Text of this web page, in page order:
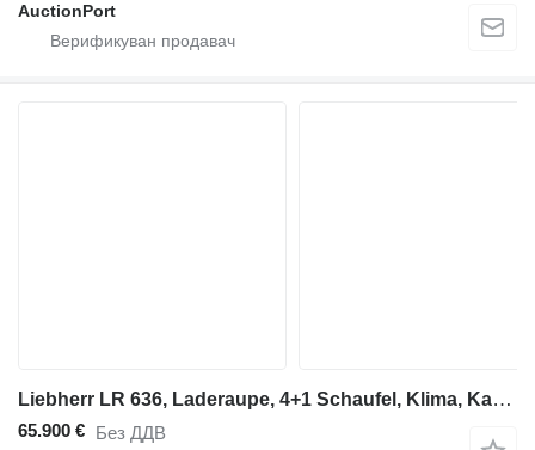
AuctionPort
Liebherr LR 636, Laderaupe, 4+1 Schaufel, Klima, Kamera
65.900 € Без ДДВ